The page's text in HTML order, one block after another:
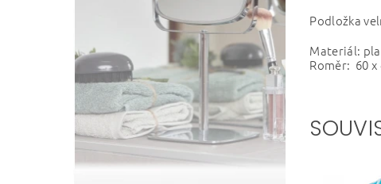
Podložka
Materiál:
Roměr: 60 x